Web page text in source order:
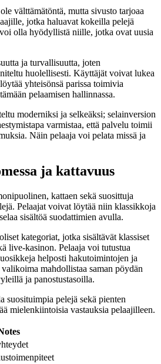
välttämätöntä, mutta sivusto tarjoaa
jotka haluavat kokeilla pelejä
olla hyödyllistä niille, jotka ovat uusia
ja turvallisuutta, joten
huolellisesti. Käyttäjät voivat lukea
yhteisönsä parissa toimivia
pelaamisen hallinnassa.
moderniksi ja selkeäksi; selainversion
varmistaa, että palvelu toimii
Näin pelaaja voi pelata missä ja
ja kattavuus
kattaen sekä suosittuja
Pelaajat voivat löytää niin klassikkoja
sisältöä suodattimien avulla.
kategoriat, jotka sisältävät klassiset
live-kasinon. Pelaaja voi tutustua
helposti hakutoimintojen ja
mahdollistaa saman pöydän
ja panostustasoilla.
pelejä sekä pienten
mielenkiintoisia vastauksia pelaajilleen.